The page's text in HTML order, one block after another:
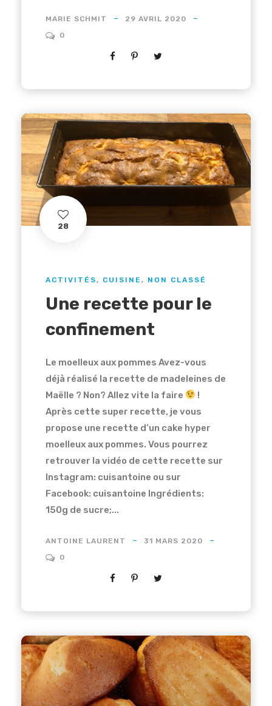
MARIE SCHMIT
29 AVRIL 2020
0
28
ACTIVITÉS , CUISINE , NON CLASSÉ
Une recette pour le
confinement
Le moelleux aux pommes Avez-vous
déjà réalisé la recette de madeleines de
Maëlle ? Non? Allez vite la faire
!
Après cette super recette, je vous
propose une recette d’un cake hyper
moelleux aux pommes. Vous pourrez
retrouver la vidéo de cette recette sur
Instagram: cuisantoine ou sur
Facebook: cuisantoine Ingrédients:
150g de sucre;...
ANTOINE LAURENT
31 MARS 2020
0